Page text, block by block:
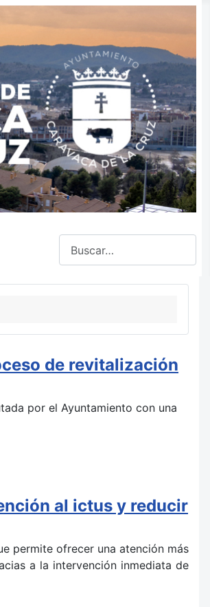
de revitalización
por el Ayuntamiento con una
al ictus y reducir
permite ofrecer una atención más
a la intervención inmediata de